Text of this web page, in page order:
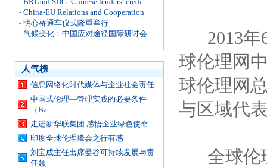
- BRI and SDG: Chinese lenders’ credi
- China-EU Relations and Cooperation
- 明心桥通车仪式隆重举行
- 气候变化：中国应对途径国际研讨会
人气榜
信息网络化时代媒体与企业社会责任
中国式伦理—管理实践的必要条件
（Ba
走进新华联集团 感悟企业绿色使命
印度全球伦理峰会之行有感
刘宝成主任出席曼谷可持续发展与责
任领
2013年6
球伦理网
球伦理网
与区域代
全球伦